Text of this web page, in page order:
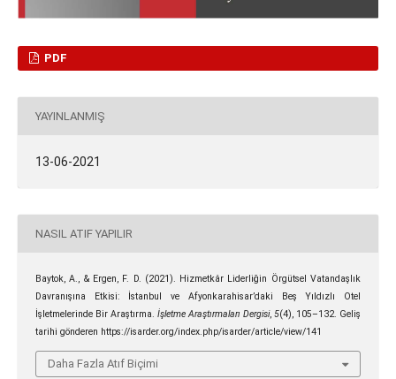
PDF
YAYINLANMIŞ
13-06-2021
NASIL ATIF YAPILIR
Baytok, A., & Ergen, F. D. (2021). Hizmetkâr Liderliğin Örgütsel Vatandaşlık
Davranışına Etkisi: İstanbul ve Afyonkarahisar’daki Beş Yıldızlı Otel
İşletmelerinde Bir Araştırma. İşletme Araştırmaları Dergisi,5(4), 105–132. Geliş
tarihi gönderen https://isarder.org/index.php/isarder/article/view/141
Daha Fazla Atıf Biçimi